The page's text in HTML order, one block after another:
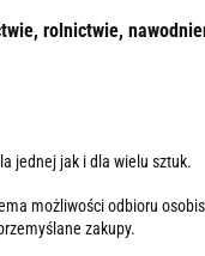
rolnictwie,
jednej jak i dla wielu sztuk.
możliwości odbioru
zakupy.